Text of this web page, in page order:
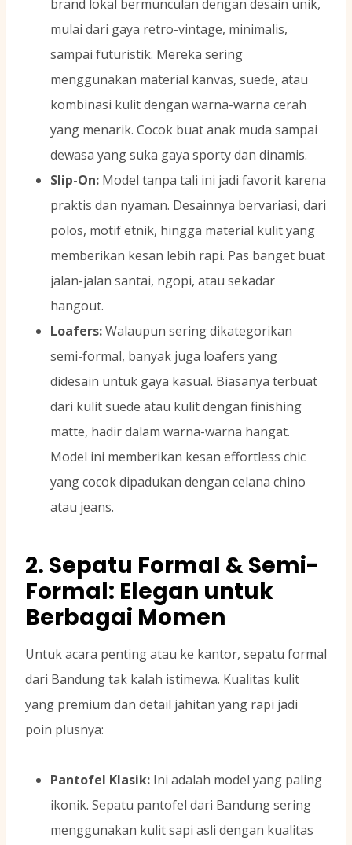
brand lokal bermunculan dengan desain unik,
mulai dari gaya retro-vintage, minimalis,
sampai futuristik. Mereka sering
menggunakan material kanvas, suede, atau
kombinasi kulit dengan warna-warna cerah
yang menarik. Cocok buat anak muda sampai
dewasa yang suka gaya sporty dan dinamis.
Slip-On: Model tanpa tali ini jadi favorit karena
praktis dan nyaman. Desainnya bervariasi, dari
polos, motif etnik, hingga material kulit yang
memberikan kesan lebih rapi. Pas banget buat
jalan-jalan santai, ngopi, atau sekadar
hangout.
Loafers:Walaupun sering dikategorikan
semi-formal, banyak juga loafers yang
didesain untuk gaya kasual. Biasanya terbuat
dari kulit suede atau kulit dengan finishing
matte, hadir dalam warna-warna hangat.
Model ini memberikan kesan effortless chic
yang cocok dipadukan dengan celana chino
atau jeans.
2. Sepatu Formal & Semi-
Formal: Elegan untuk
Berbagai Momen
Untuk acara penting atau ke kantor, sepatu formal
dari Bandung tak kalah istimewa. Kualitas kulit
yang premium dan detail jahitan yang rapi jadi
poin plusnya:
Pantofel Klasik: Ini adalah model yang paling
ikonik. Sepatu pantofel dari Bandung sering
menggunakan kulit sapi asli dengan kualitas